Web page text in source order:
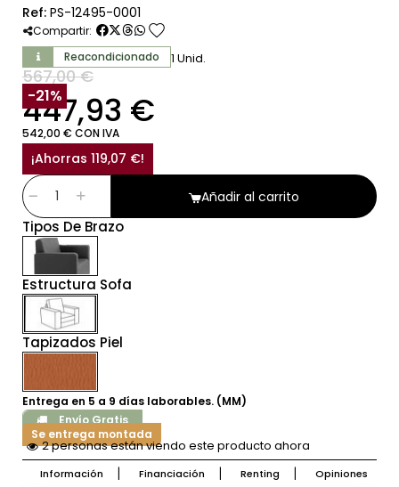
Ref: PS-12495-0001
Compartir: favorite
Reacondicionado 1 Unid.
567,00 €
SIN IVA
447,93 €
542,00 € CON IVA
¡Ahorras 119,07 €!
-21%
Añadir al carrito
Tipos De Brazo
Estructura Sofa
Tapizados Piel
Entrega en 5 a 9 días laborables. (MM)
Envío Gratis
Se entrega montada
2 personas están viendo este producto ahora
Información Financiación Renting Opiniones